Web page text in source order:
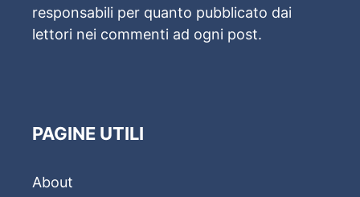
responsabili per quanto pubblicato dai
lettori nei commenti ad ogni post.
PAGINE UTILI
About